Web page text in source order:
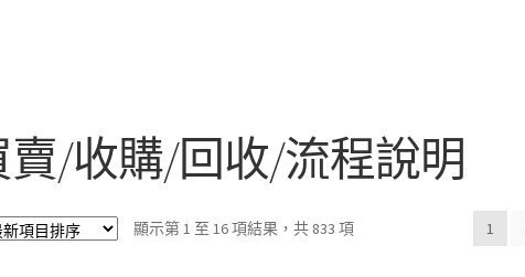
賣/收購/回收/流程說明
顯示第 1 至 16 項結果，共 833 項依
1